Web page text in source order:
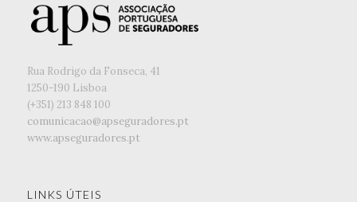
Rua Rodrigo da Fonseca, 41
1250-190 Lisboa
(+351) ‭213 848 100
comunicacao@apseguradores.pt
www.apseguradores.pt
LINKS ÚTEIS